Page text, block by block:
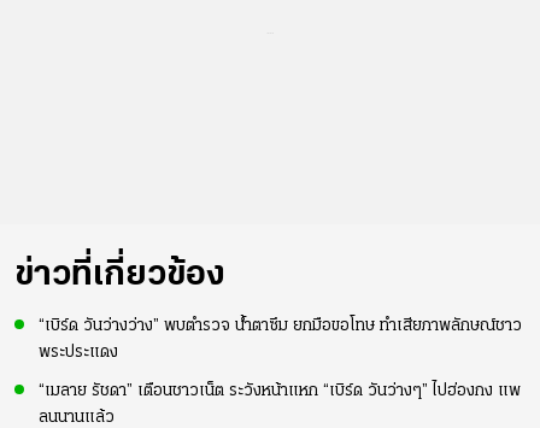
ข่าวที่เกี่ยวข้อง
“เบิร์ด วันว่างว่าง” พบตำรวจ น้ำตาซึม ยกมือขอโทษ ทำเสียภาพลักษณ์ชาว
พระประแดง
“เมลาย รัชดา” เตือนชาวเน็ต ระวังหน้าแหก “เบิร์ด วันว่างๆ” ไปฮ่องกง แพ
ลนนานแล้ว